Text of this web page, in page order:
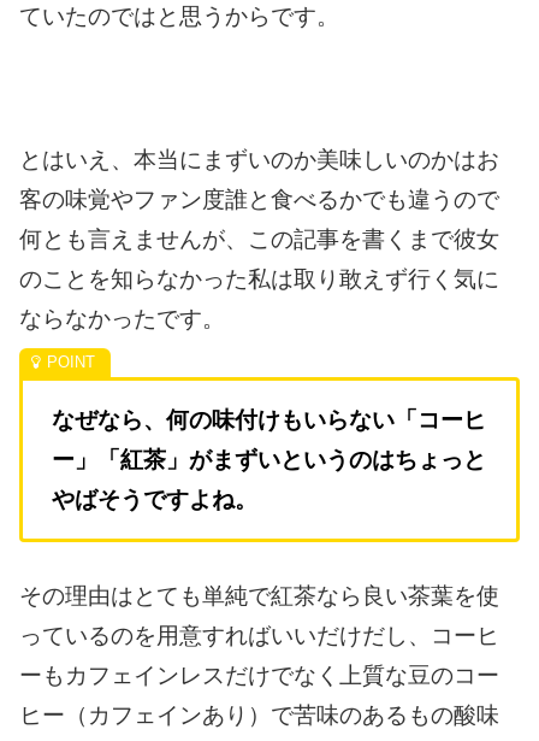
ていたのではと思うからです。
とはいえ、本当にまずいのか美味しいのかはお
客の味覚やファン度誰と食べるかでも違うので
何とも言えませんが、 この記事を書くまで彼女
のことを知らなかった私は取り敢えず行く気に
ならなかったです。
なぜなら、何の味付けもいらない 「コーヒ
ー」「紅茶」がまずいというのはちょっと
やばそうですよね。
その理由はとても単純で紅茶なら良い茶葉を使
っているのを用意すればいいだけだし、
コーヒ
ーもカフェインレスだけでなく 上質な豆のコー
ヒー（カフェインあり）で苦味のあるもの酸味